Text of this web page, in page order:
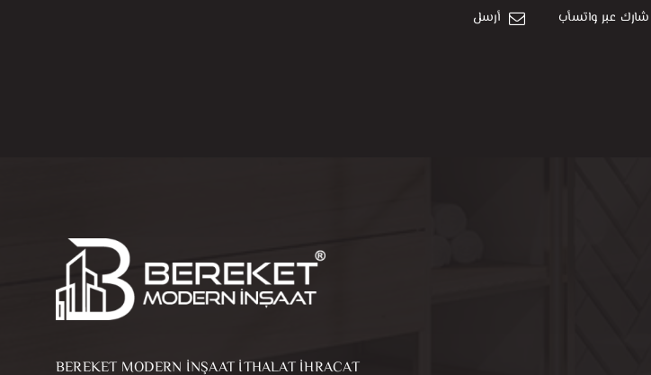
شارك عبر واتسأب أرسل
BEREKET MODERN İNŞAAT İTHALAT İHRACAT